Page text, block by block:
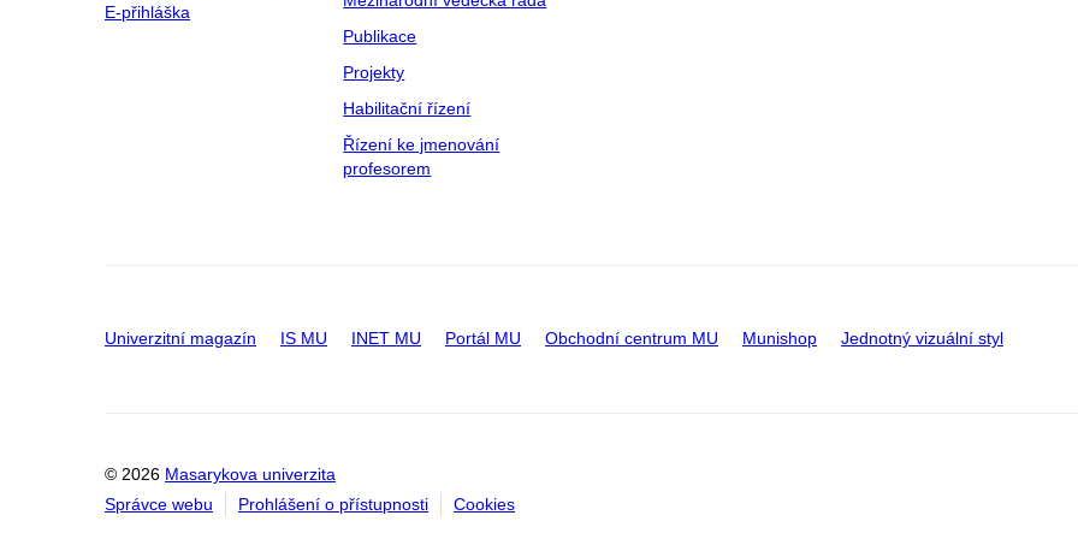
E-přihláška
Publikace
Projekty
Habilitační řízení
Řízení ke jmenování
profesorem
Univerzitní magazín IS MU INET MU Portál MU Obchodní centrum MU Munishop Jednotný vizuální styl
© 2026 Masarykova univerzita
Správce webu
Prohlášení o přístupnosti Cookies